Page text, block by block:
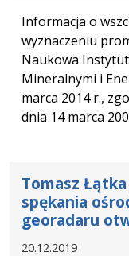
Informacja o
wyznaczeniu
Naukowa
Mineralnymi i
marca 2014 r.,
dnia 14 marca
Tomasz
spękania
georadaru
20.12.2019